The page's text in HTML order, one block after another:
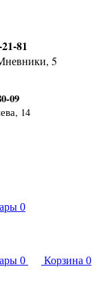
81
5
09
14
0
0 Корзина 0